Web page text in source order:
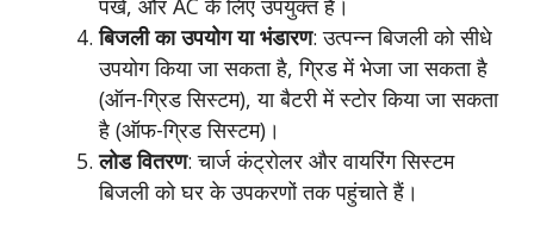
पंखे, और AC के लिए उपयुक्त है।
बिजली का उपयोग या भंडारण: उत्पन्न बिजली को सीधे
उपयोग किया जा सकता है, ग्रिड में भेजा जा सकता है
(ऑन-ग्रिड सिस्टम), या बैटरी में स्टोर किया जा सकता
है (ऑफ-ग्रिड सिस्टम)।
लोड वितरण: चार्ज कंट्रोलर और वायरिंग सिस्टम
बिजली को घर के उपकरणों तक पहुंचाते हैं।